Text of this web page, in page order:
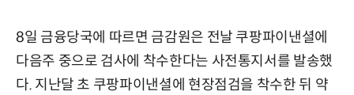
8일 금융당국에 따르면 금감원은 전날 쿠팡파이낸셜에
다음주 중으로 검사에 착수한다는 사전통지서를 발송했
다. 지난달 초 쿠팡파이낸셜에 현장점검을 착수한 뒤 약